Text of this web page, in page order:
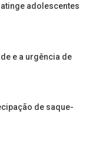
adolescentes
e a urgência de
de saque-